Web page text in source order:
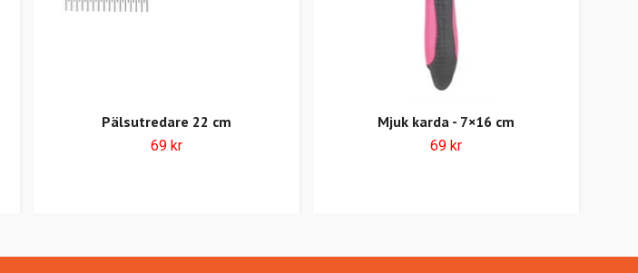
Pälsutredare 22 cm
69 kr
Mjuk karda - 7×16 cm
69 kr